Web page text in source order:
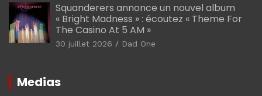
Squanderers annonce un nouvel album
« Bright Madness » : écoutez « Theme For
The Casino At 5 AM »
30 juillet 2026 Dad One
Medias